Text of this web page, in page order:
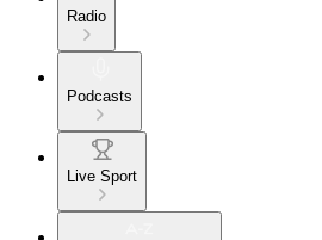
Radio
Podcasts
Live Sport